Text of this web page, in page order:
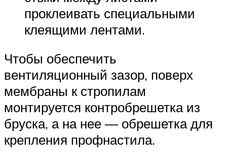
проклеивать специальными
клеящими лентами.
Чтобы обеспечить
вентиляционный зазор, поверх
мембраны к стропилам
монтируется контробрешетка из
бруска, а на нее — обрешетка для
крепления профнастила.